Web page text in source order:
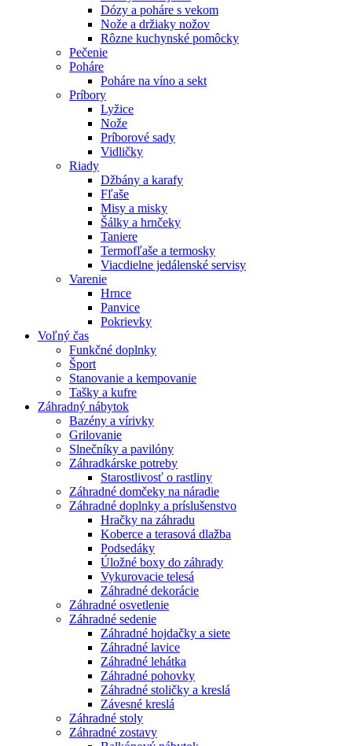
Dózy a poháre s vekom
Nože a držiaky nožov
Rôzne kuchynské pomôcky
Pečenie
Poháre
Poháre na víno a sekt
Príbory
Lyžice
Nože
Príborové sady
Vidličky
Riady
Džbány a karafy
Fľaše
Misy a misky
Šálky a hrnčeky
Taniere
Termofľaše a termosky
Viacdielne jedálenské servisy
Varenie
Hrnce
Panvice
Pokrievky
Voľný čas
Funkčné doplnky
Šport
Stanovanie a kempovanie
Tašky a kufre
Záhradný nábytok
Bazény a vírivky
Grilovanie
Slnečníky a pavilóny
Záhradkárske potreby
Starostlivosť o rastliny
Záhradné domčeky na náradie
Záhradné doplnky a príslušenstvo
Hračky na záhradu
Koberce a terasová dlažba
Podsedáky
Úložné boxy do záhrady
Vykurovacie telesá
Záhradné dekorácie
Záhradné osvetlenie
Záhradné sedenie
Záhradné hojdačky a siete
Záhradné lavice
Záhradné lehátka
Záhradné pohovky
Záhradné stoličky a kreslá
Závesné kreslá
Záhradné stoly
Záhradné zostavy